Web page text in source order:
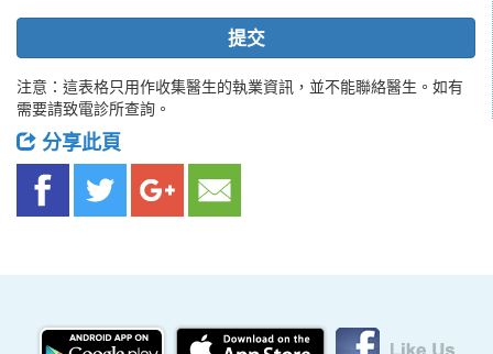
提交
注意：這表格只用作收集醫生的執業資訊，並不能聯絡醫生。如有
需要請致電診所查詢。
分享此頁